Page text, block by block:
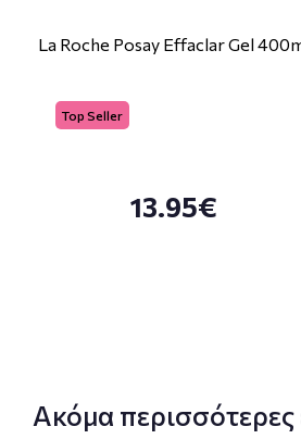
La Roche Posay Effaclar Gel
Top Seller
13.95€
Ακόμα περισσότερες